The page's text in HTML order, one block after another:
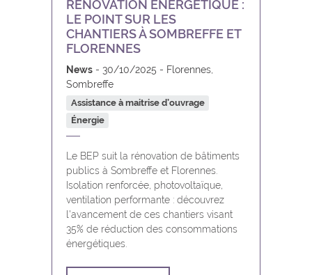
Philippeville
Profondeville
Rochefort
Sambreville
Somme-Leuze
Toutes les communes
Viroinval
RÉNOVATION ÉNERGÉTIQUE :
LE POINT SUR LES
CHANTIERS À SOMBREFFE ET
FLORENNES
News 30/10/2025
Florennes,
Sombreffe
Assistance à maitrise d’ouvrage
Énergie
Le BEP suit la rénovation de bâtiments
publics à Sombreffe et Florennes.
Isolation renforcée, photovoltaïque,
ventilation performante : découvrez
l'avancement de ces chantiers visant
35% de réduction des consommations
énergétiques.